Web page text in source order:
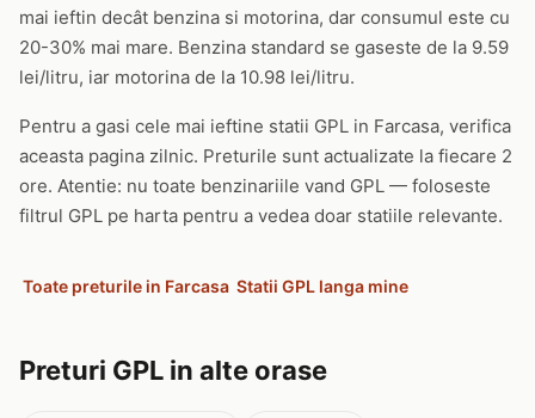
mai ieftin decât benzina si motorina, dar consumul este cu
20-30% mai mare. Benzina standard se gaseste de la 9.59
lei/litru, iar motorina de la 10.98 lei/litru.
Pentru a gasi cele mai ieftine statii GPL in Farcasa, verifica
aceasta pagina zilnic. Preturile sunt actualizate la fiecare 2
ore. Atentie: nu toate benzinariile vand GPL — foloseste
filtrul GPL pe harta pentru a vedea doar statiile relevante.
Toate preturile in Farcasa Statii GPL langa mine
Preturi GPL in alte orase